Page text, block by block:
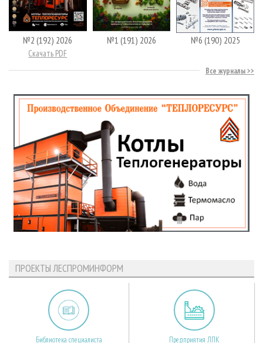
№2 (192) 2026
Скачать PDF
№1 (191) 2026 №6 (190) 2025
Все журналы
ПРОЕКТЫ ЛЕСПРОМИНФОРМ
Библиотека специалиста Предприятия ЛПК